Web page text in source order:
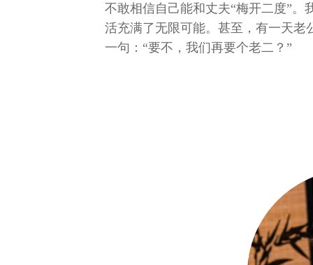
不敢相信自己能和丈夫“梅开二度”
活充满了无限可能。甚至，有一天
一句：“要不，我们再要个老二？”